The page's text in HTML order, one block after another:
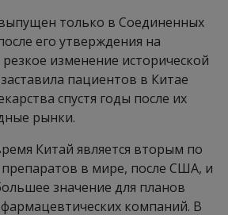
только в Соединенных
его утверждения на
изменение исторической
пациентов в Китае
спустя годы после их
рынки.
Китай является вторым по
в мире, после США, и
значение для планов
компаний. В